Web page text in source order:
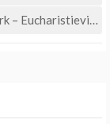
Eucharistieviering